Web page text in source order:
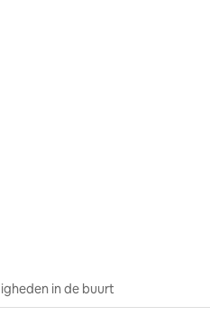
in de buurt